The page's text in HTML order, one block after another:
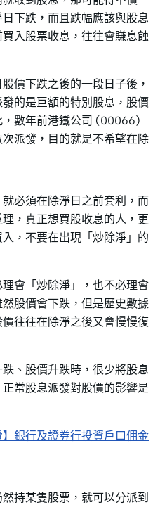
下跌，而且跌幅應該與股息
入股票收息，往往會賺息蝕
價下跌之後的一段日子後，
的是巨額的特別股息，股價
，數年前港鐵公司 (00066)
派發，目的就是不希望在除
必須在除淨日之前套利，而
，真正想買股收息的人，更
，不要在出現「炒除淨」的
會「炒除淨」，也不必理會
股價會下跌，但是歷史數據
往往在除淨之後又會慢慢復
、股價升跌時，很少將股息
常股息派發對股價的影響是
】銀行及證券行投資戶口佣金
持某隻股票，就可以分派到